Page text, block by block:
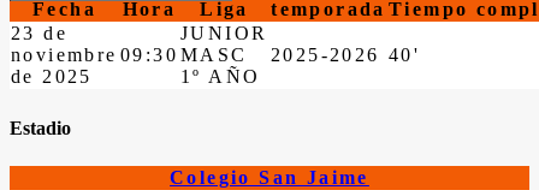
Fecha Hora Liga temporada Tiempo
23 de
noviembre
de 2025
09:30
JUNIOR
MASC
1º AÑO
2025-2026 40'
Estadio
Colegio San Jaime